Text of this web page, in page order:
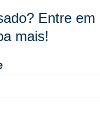
Entre em
mais!